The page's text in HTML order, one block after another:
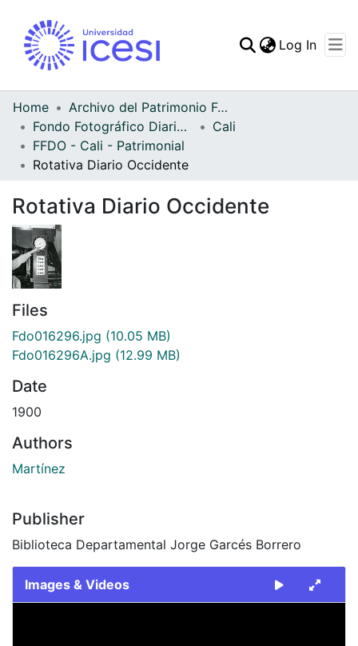
Statistics
Log In
Home
Archivo del Patrimonio Fotográfico y Fílmico del Valle del Cauca
Fondo Fotográfico Diario Occidente
Cali
FFDO - Cali - Patrimonial
Rotativa Diario Occidente
Rotativa Diario Occidente
Files
Fdo016296.jpg (10.05 MB)
Fdo016296A.jpg (12.99 MB)
Date
1900
Authors
Martínez
Publisher
Biblioteca Departamental Jorge Garcés Borrero
Images & Videos